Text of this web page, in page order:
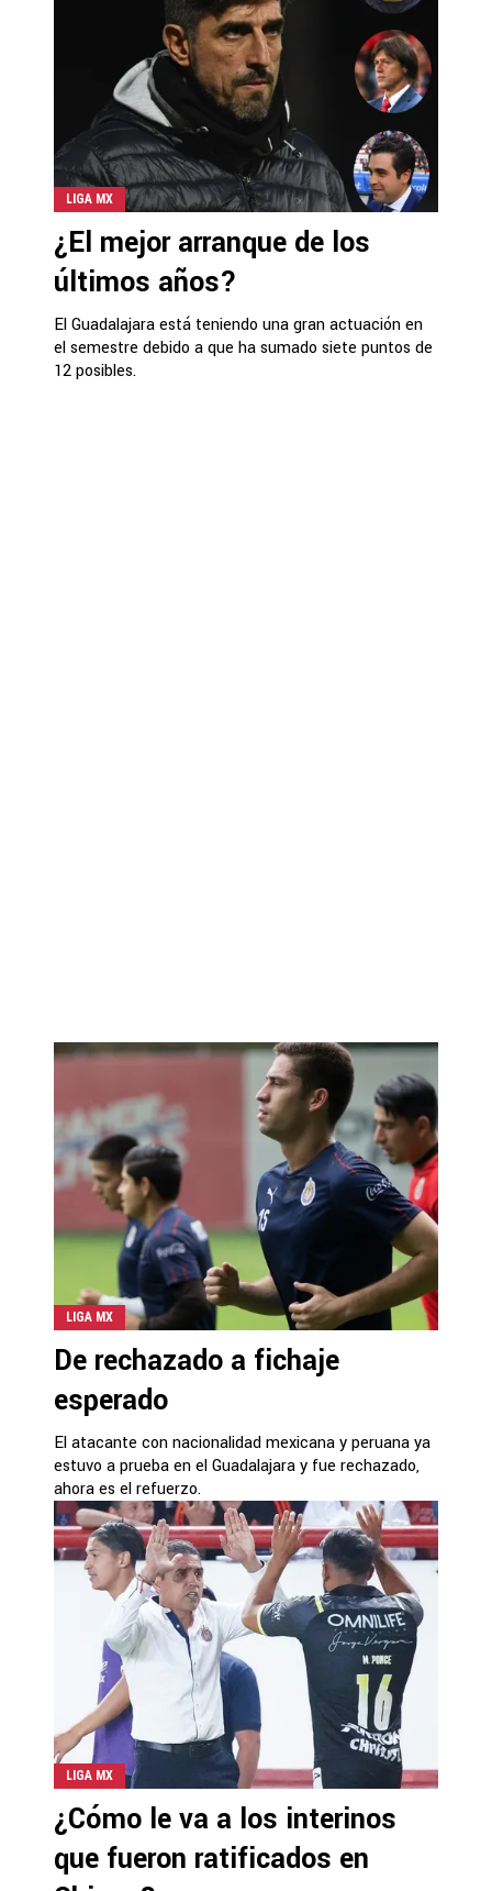
LIGA MX
¿El mejor arranque de los
últimos años?
El Guadalajara está teniendo una gran actuación en
el semestre debido a que ha sumado siete puntos de
12 posibles.
LIGA MX
De rechazado a fichaje
esperado
El atacante con nacionalidad mexicana y peruana ya
estuvo a prueba en el Guadalajara y fue rechazado,
ahora es el refuerzo.
LIGA MX
¿Cómo le va a los interinos
que fueron ratificados en